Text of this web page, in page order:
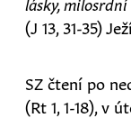
(J 13, 31-35)
SZ čtení po
(Rt 1, 1-18), v